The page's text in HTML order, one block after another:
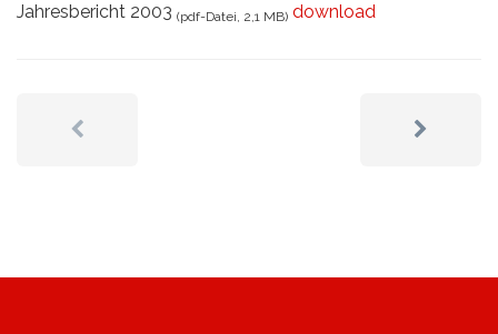
Jahresbericht 2003 (pdf-Datei, 2,1 MB) download